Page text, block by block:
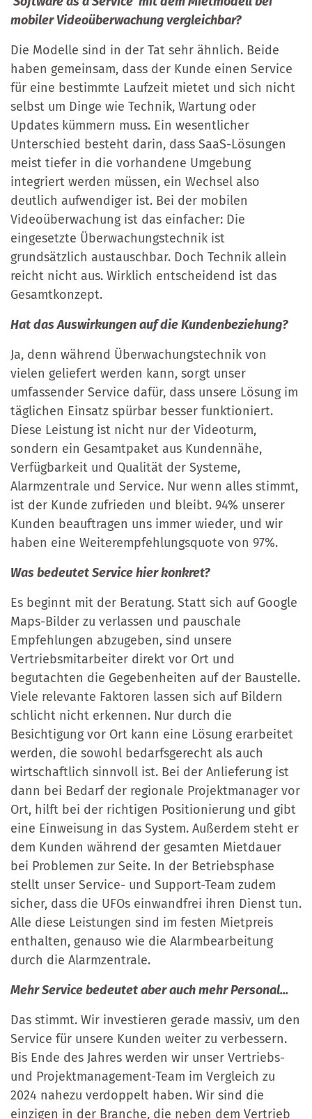
mobiler Videoüberwachung vergleichbar?
Die Modelle sind in der Tat sehr ähnlich. Beide
haben gemeinsam, dass der Kunde einen Service
für eine bestimmte Laufzeit mietet und sich nicht
selbst um Dinge wie Technik, Wartung oder
Updates kümmern muss. Ein wesentlicher
Unterschied besteht darin, dass SaaS-Lösungen
meist tiefer in die vorhandene Umgebung
integriert werden müssen, ein Wechsel also
deutlich aufwendiger ist. Bei der mobilen
Videoüberwachung ist das einfacher: Die
eingesetzte Überwachungstechnik ist
grundsätzlich austauschbar. Doch Technik allein
reicht nicht aus. Wirklich entscheidend ist das
Gesamtkonzept.
Hat das Auswirkungen auf die Kundenbeziehung?
Ja, denn während Überwachungstechnik von
vielen geliefert werden kann, sorgt unser
umfassender Service dafür, dass unsere Lösung im
täglichen Einsatz spürbar besser funktioniert.
Diese Leistung ist nicht nur der Videoturm,
sondern ein Gesamtpaket aus Kundennähe,
Verfügbarkeit und Qualität der Systeme,
Alarmzentrale und Service. Nur wenn alles stimmt,
ist der Kunde zufrieden und bleibt. 94% unserer
Kunden beauftragen uns immer wieder, und wir
haben eine Weiterempfehlungsquote von 97%.
Was bedeutet Service hier konkret?
Es beginnt mit der Beratung. Statt sich auf Google
Maps-Bilder zu verlassen und pauschale
Empfehlungen abzugeben, sind unsere
Vertriebsmitarbeiter direkt vor Ort und
begutachten die Gegebenheiten auf der Baustelle.
Viele relevante Faktoren lassen sich auf Bildern
schlicht nicht erkennen. Nur durch die
Besichtigung vor Ort kann eine Lösung erarbeitet
werden, die sowohl bedarfsgerecht als auch
wirtschaftlich sinnvoll ist. Bei der Anlieferung ist
dann bei Bedarf der regionale Projektmanager vor
Ort, hilft bei der richtigen Positionierung und gibt
eine Einweisung in das System. Außerdem steht er
dem Kunden während der gesamten Mietdauer
bei Problemen zur Seite. In der Betriebsphase
stellt unser Service- und Support-Team zudem
sicher, dass die UFOs einwandfrei ihren Dienst tun.
Alle diese Leistungen sind im festen Mietpreis
enthalten, genauso wie die Alarmbearbeitung
durch die Alarmzentrale.
Mehr Service bedeutet aber auch mehr Personal...
Das stimmt. Wir investieren gerade massiv, um den
Service für unsere Kunden weiter zu verbessern.
Bis Ende des Jahres werden wir unser Vertriebs-
und Projektmanagement-Team im Vergleich zu
2024 nahezu verdoppelt haben. Wir sind die
einzigen in der Branche, die neben dem Vertrieb